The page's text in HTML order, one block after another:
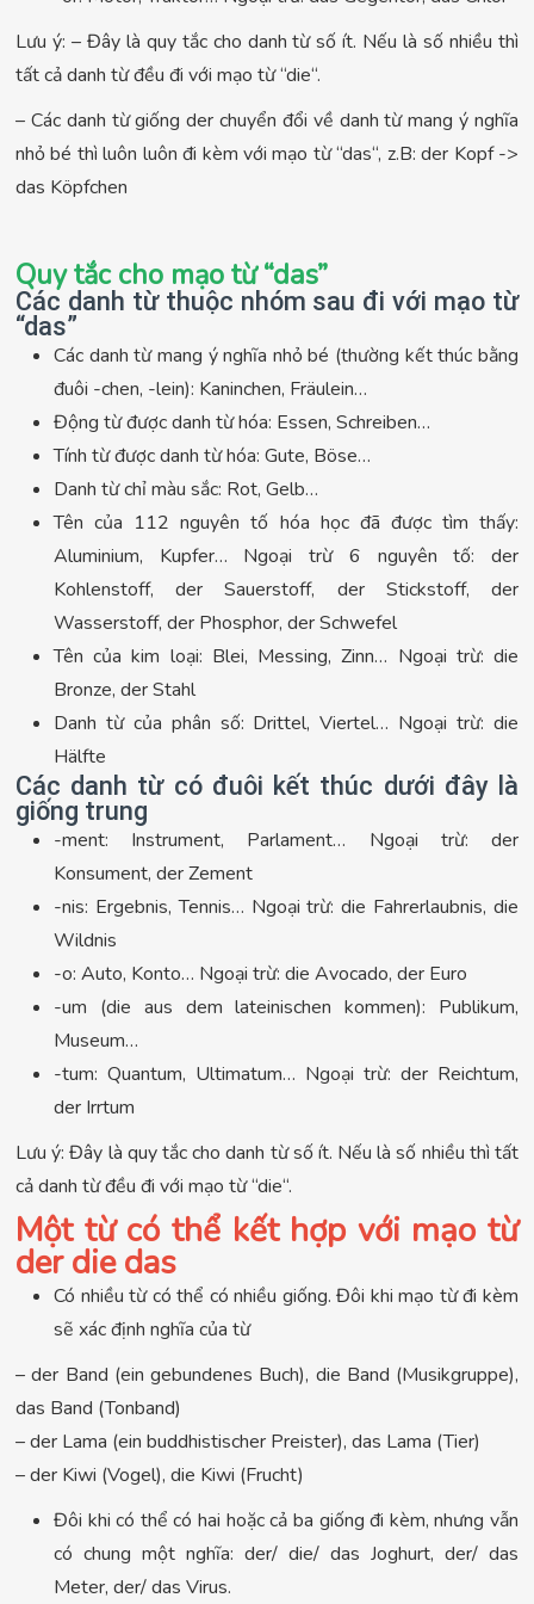
Lưu ý: – Đây là quy tắc cho danh từ số ít. Nếu là số nhiều thì
tất cả danh từ đều đi với mạo từ “die“.
– Các danh từ giống der chuyển đổi về danh từ mang ý nghĩa
nhỏ bé thì luôn luôn đi kèm với mạo từ “das“, z.B: der Kopf ->
das Köpfchen
Quy tắc cho mạo từ “das”
Các danh từ thuộc nhóm sau đi với mạo từ
“das”
Các danh từ mang ý nghĩa nhỏ bé (thường kết thúc bằng
đuôi -chen, -lein): Kaninchen, Fräulein…
Động từ được danh từ hóa: Essen, Schreiben…
Tính từ được danh từ hóa: Gute, Böse…
Danh từ chỉ màu sắc: Rot, Gelb…
Tên của 112 nguyên tố hóa học đã được tìm thấy:
Aluminium, Kupfer… Ngoại trừ 6 nguyên tố: der
Kohlenstoff, der Sauerstoff, der Stickstoff, der
Wasserstoff, der Phosphor, der Schwefel
Tên của kim loại: Blei, Messing, Zinn… Ngoại trừ: die
Bronze, der Stahl
Danh từ của phân số: Drittel, Viertel… Ngoại trừ: die
Hälfte
Các danh từ có đuôi kết thúc dưới đây là
giống trung
-ment: Instrument, Parlament… Ngoại trừ: der
Konsument, der Zement
-nis: Ergebnis, Tennis… Ngoại trừ: die Fahrerlaubnis, die
Wildnis
-o: Auto, Konto… Ngoại trừ: die Avocado, der Euro
-um (die aus dem lateinischen kommen): Publikum,
Museum…
-tum: Quantum, Ultimatum… Ngoại trừ: der Reichtum,
der Irrtum
Lưu ý: Đây là quy tắc cho danh từ số ít. Nếu là số nhiều thì tất
cả danh từ đều đi với mạo từ “die“.
Một từ có thể kết hợp với mạo từ
der die das
Có nhiều từ có thể có nhiều giống. Đôi khi mạo từ đi kèm
sẽ xác định nghĩa của từ
– der Band (ein gebundenes Buch), die Band (Musikgruppe),
das Band (Tonband)
– der Lama (ein buddhistischer Preister), das Lama (Tier)
– der Kiwi (Vogel), die Kiwi (Frucht)
Đôi khi có thể có hai hoặc cả ba giống đi kèm, nhưng vẫn
có chung một nghĩa: der/ die/ das Joghurt, der/ das
Meter, der/ das Virus.